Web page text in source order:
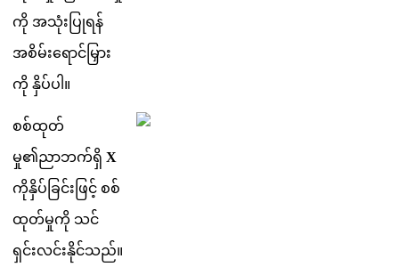
က အသ ပရန
အစမရင မ
က နပပ ။
စစထတ
မ၏ညဘကရ X
ကနပ ခင ဖင စစ
ထတမက သင
ရငလငနငသည။